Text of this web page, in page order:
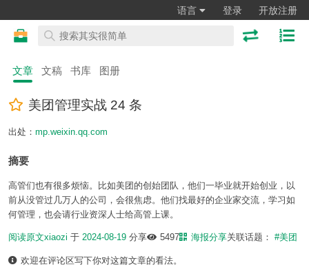
语言 登录 开放注册
文章 文稿 书库 图册
美团管理实战 24 条
出处： mp.weixin.qq.com
摘要
高管们也有很多烦恼。比如美团的创始团队，他们一毕业就开始创业，以
前从没管过几万人的公司，会很焦虑。他们找最好的企业家交流，学习如
何管理，也会请行业资深人士给高管上课。
阅读原文xiaozi 于 2024-08-19 分享 5497 海报分享关联话题： #美团
欢迎在评论区写下你对这篇文章的看法。